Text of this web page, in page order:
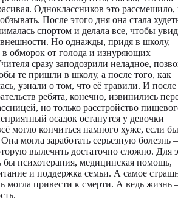
Одноклассников это
После этого дня она стала
спортом и делала все, чтобы
Но однажды, придя в школу,
в обморок от голода и изнуряющих
сразу заподозрили неладное,
те пришли в школу, а после того, как
узнали о том, что её травили. И после
ребята, конечно, извинились
но только расстройство
осадок останутся у девочки
могло кончиться намного хуже, если
могла заработать серьезную болезнь
вылечить достаточно сложно. Для
бы психотерапия, медицинская помощь,
и поддержка семьи. А самое
могла привести к смерти. А ведь жизнь